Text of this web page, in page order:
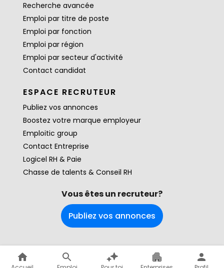
Recherche avancée
Emploi par titre de poste
Emploi par fonction
Emploi par région
Emploi par secteur d'activité
Contact candidat
ESPACE RECRUTEUR
Publiez vos annonces
Boostez votre marque employeur
Emploitic group
Contact Entreprise
Logicel RH & Paie
Chasse de talents & Conseil RH
Vous êtes un recruteur?
Publiez vos annonces